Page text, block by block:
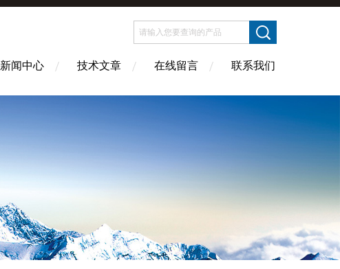
新闻中心 技术文章 在线留言 联系我们